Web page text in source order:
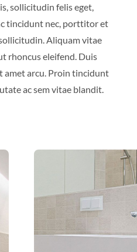
sollicitudin felis eget,
tincidunt nec, porttitor et
Aliquam vitae
rhoncus eleifend. Duis
amet arcu. Proin tincidunt
ac sem vitae blandit.
nisi ipsum. Vestibulum
nunc et luctus volutpat,
eu tortor. Vestibulum
posuere cubilia Curae;